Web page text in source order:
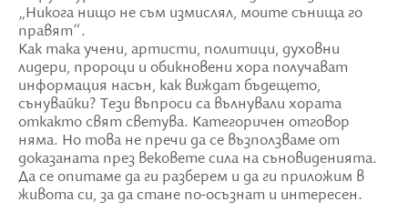
„Никога нищо не съм измислял, моите сънища го
правят“.
Как така учени, артисти, политици, духовни
лидери, пророци и обикновени хора получават
информация насън, как виждат бъдещето,
сънувайки? Тези въпроси са вълнували хората
откакто свят светува. Категоричен отговор
няма. Но това не пречи да се възползваме от
доказаната през вековете сила на съновиденията.
Да се опитаме да ги разберем и да ги приложим в
живота си, за да стане по-осъзнат и интересен.